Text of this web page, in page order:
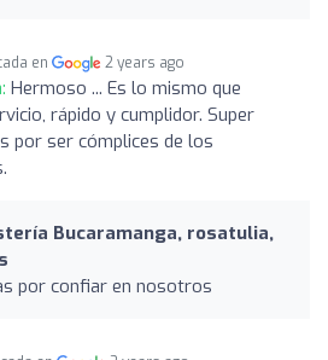
en 2 years ago
Hermoso ... Es lo mismo que
rápido y cumplidor. Super
por ser cómplices de los
Bucaramanga, rosatulia,
por confiar en nosotros